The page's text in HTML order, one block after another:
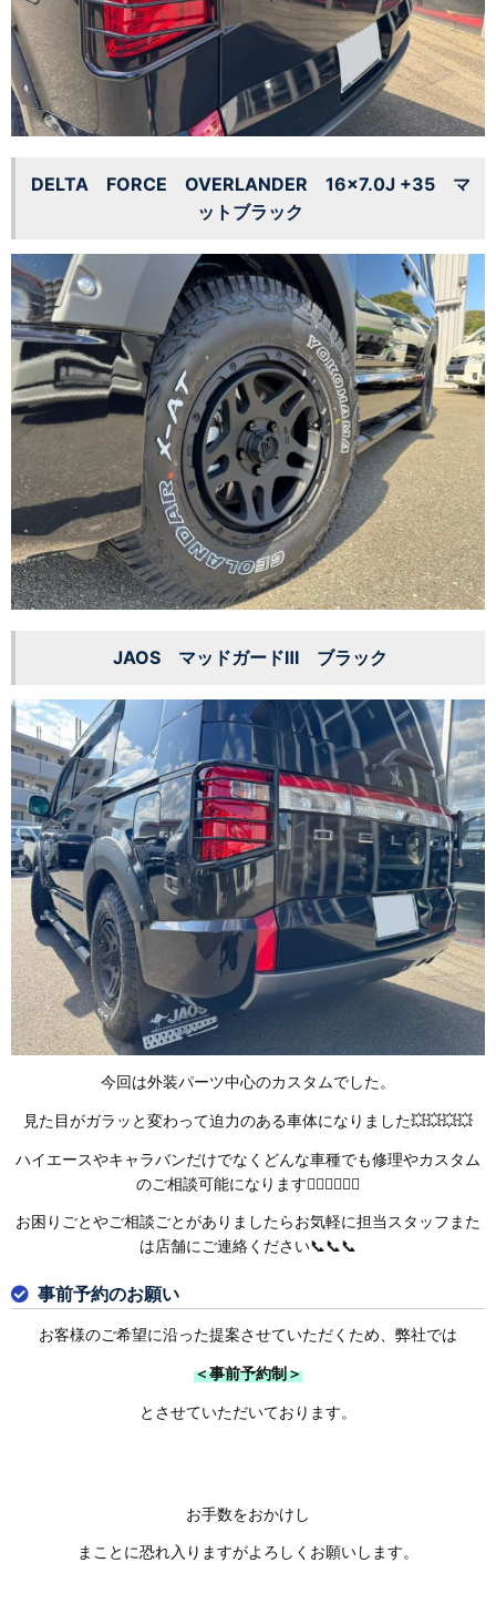
DELTA FORCE OVERLANDER 16×7.0J +35 マ
ットブラック
JAOS マッドガードⅢ ブラック
今回は外装パーツ中心のカスタムでした。
見た目がガラッと変わって迫力のある車体になりました💥💥💥💥
ハイエースやキャラバンだけでなくどんな車種でも修理やカスタム
のご相談可能になります🙆‍♂️🙆‍♂️🙆‍♂️
お困りごとやご相談ごとがありましたらお気軽に担当スタッフまた
は店舗にご連絡ください📞📞📞
事前予約のお願い
お客様のご希望に沿った提案させていただくため、弊社では
＜事前予約制＞
とさせていただいております。
お手数をおかけし
まことに恐れ入りますがよろしくお願いします。